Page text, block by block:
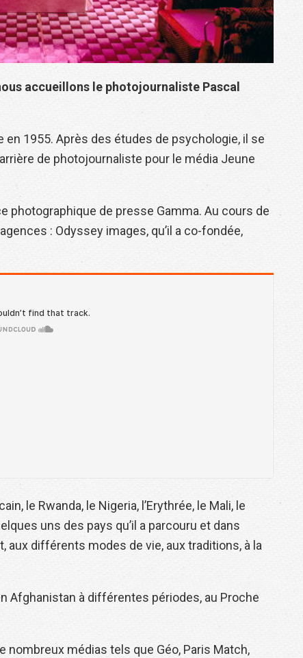
accueillons le photojournaliste Pascal
en 1955. Après des études de psychologie, il se
de photojournaliste pour le média Jeune
photographique de presse Gamma. Au cours de
: Odyssey images, qu’il a co-fondée,
le Rwanda, le Nigeria, l’Erythrée, le Mali, le
uns des pays qu’il a parcouru et dans
aux différents modes de vie, aux traditions, à la
Afghanistan à différentes périodes, au Proche
médias tels que Géo, Paris Match,